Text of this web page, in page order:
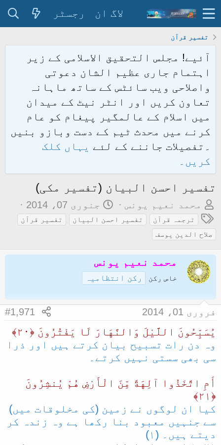
لاگ ان رجسٹر
تفسیر قرآن
آئیے! مجلس التحقیق الاسلامی کے زیر
اہتمام جاری عظیم الشان دعوتی
واصلاحی ویب سائٹس کے ساتھ ماہانہ
تعاون کریں اور انٹر نیٹ کے میدان
میں اسلام کے عالمگیر پیغام کو عام
کرنے میں محدث ٹیم کے دست وبازو بنیں
۔تفصیلات جاننے کے لئے یہاں کلک
کریں۔
تفسیر احسن البیان (تفسیر مکی)
م
و
ض
ع
ک
ا
آ
غ
ا
ز
ک
ن
ے
و
ا
ل
محمد نعیم یونس
ت
ا
آ
غ
ا
جنوری 07، 2014
ٹ
ی
ز
ترجمہ قرآن تفسیر احسن البیان
تفسیر قرآن
صلاح الدین یوسف
محمد نعیم یونس
خاص رکن رکن انتظامیہ
فروری 01، 2014 #1,971
يُسَبِّحُونَ اللَّيْلَ وَالنَّهَارَ‌ لَا يَفْتُرُ‌ونَ ﴿٢٠﴾
وہ دن رات تسبیح بیان کرتے ہیں اور ذرا
سی بھی سستی نہیں کرتے۔
أَمِ اتَّخَذُوا آلِهَةً مِّنَ الْأَرْ‌ضِ هُمْ يُنشِرُ‌ونَ
﴿٢١﴾
کیا ان لوگوں نے زمین (کی مخلوقات میں)
سے جنہیں معبود بنا رکھا ہے وہ زندہ کر
دیتے ہیں۔ (١)